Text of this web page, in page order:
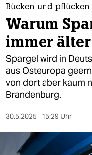
themen
politik
öko
gesellschaft
kultur
sport
berlin
Bücken und pflücken
Warum
immer
Spargel wird in
aus Osteuropa
von dort aber kaum
Brandenburg.
30.5.2025 15:29 Uhr